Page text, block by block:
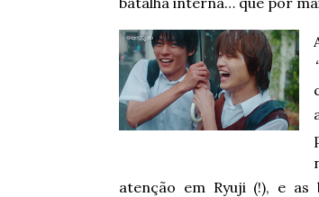
atenção em Ryuji (!), e